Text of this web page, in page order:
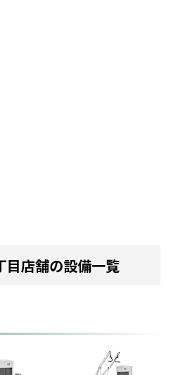
目店舗の設備一覧